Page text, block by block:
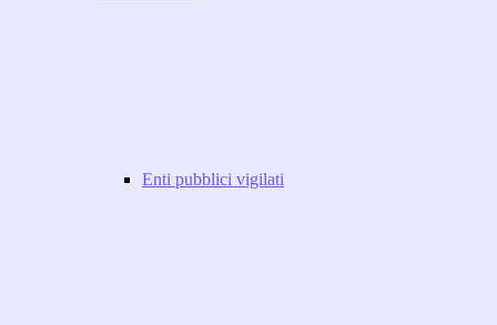
Enti pubblici vigilati